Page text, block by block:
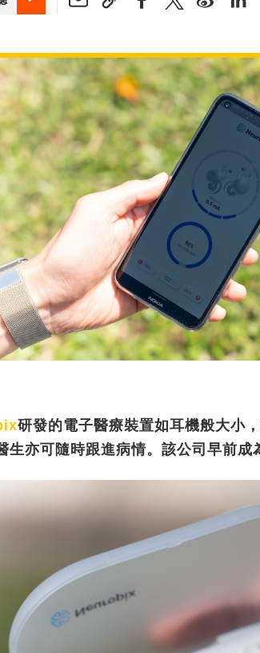
研發的電子醫療裝置如耳機般大小
生亦可隨時跟進病情。 該公司早前成